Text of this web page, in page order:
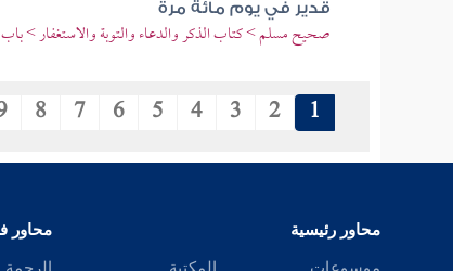
قدير في يوم مائة مرة
صحيح مسلم > كتاب الذكر والدعاء والتوبة والاستغفار >
1
2
3
4
5
6
7
8
محاور رئيسية محاور